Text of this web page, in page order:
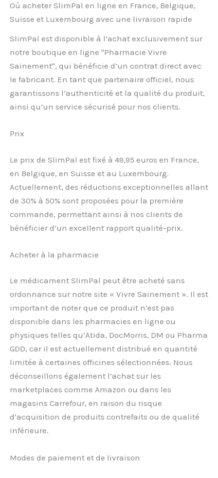
Où acheter SlimPal en ligne en France, Belgique,
Suisse et Luxembourg avec une livraison rapide
SlimPal est disponible à l’achat exclusivement sur
notre boutique en ligne "Pharmacie Vivre
Sainement", qui bénéficie d’un contrat direct avec
le fabricant. En tant que partenaire officiel, nous
garantissons l’authenticité et la qualité du produit,
ainsi qu’un service sécurisé pour nos clients.
Prix
Le prix de SlimPal est fixé à 49,95 euros en France,
en Belgique, en Suisse et au Luxembourg.
Actuellement, des réductions exceptionnelles allant
de 30% à 50% sont proposées pour la première
commande, permettant ainsi à nos clients de
bénéficier d’un excellent rapport qualité-prix.
Acheter à la pharmacie
Le médicament SlimPal peut être acheté sans
ordonnance sur notre site « Vivre Sainement ». Il est
important de noter que ce produit n’est pas
disponible dans les pharmacies en ligne ou
physiques telles qu’Atida, DocMorris, DM ou Pharma
GDD, car il est actuellement distribué en quantité
limitée à certaines officines sélectionnées. Nous
déconseillons également l’achat sur les
marketplaces comme Amazon ou dans les
magasins Carrefour, en raison du risque
d’acquisition de produits contrefaits ou de qualité
inférieure.
Modes de paiement et de livraison